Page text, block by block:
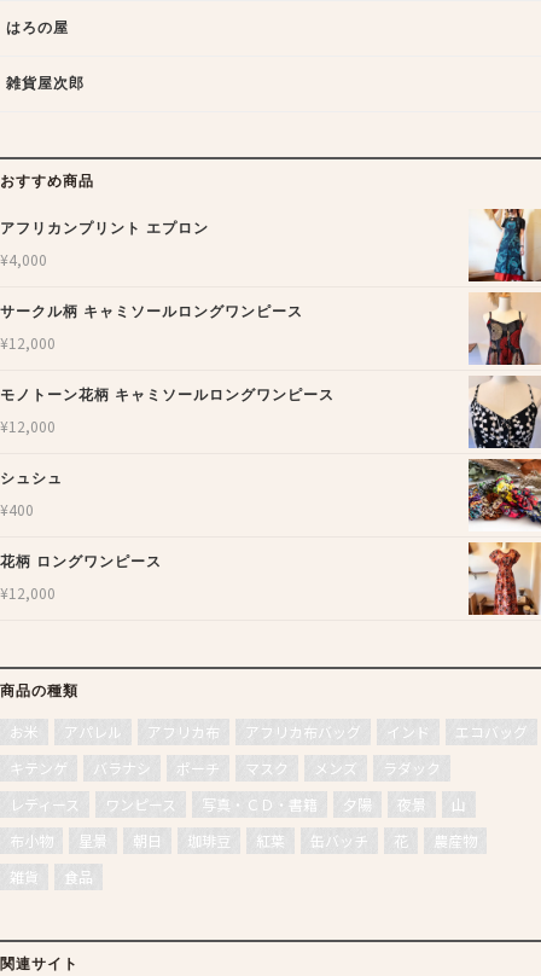
はろの屋
雑貨屋次郎
おすすめ商品
アフリカンプリント エプロン
¥4,000
サークル柄 キャミソールロングワンピース
¥12,000
モノトーン花柄 キャミソールロングワンピース
¥12,000
シュシュ
¥400
花柄 ロングワンピース
¥12,000
商品の種類
お米 アパレル アフリカ布 アフリカ布バッグ インド
エコバッグ
キテンゲ
バラナシ ポーチ マスク メンズ
ラダック
レディース
ワンピース 写真・ＣＤ・書籍 夕陽 夜景
山
布小物
星景 朝日 珈琲豆 紅葉 缶バッチ 花
農産物
雑貨
食品
関連サイト